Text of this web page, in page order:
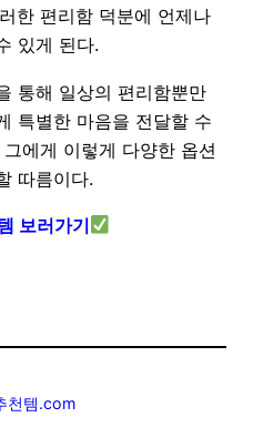
한 편리함 덕분에 언제나
있게 된다.
통해 일상의 편리함뿐만
특별한 마음을 전달할 수
에게 이렇게 다양한 옵션
따름이다.
보러가기
천템.com